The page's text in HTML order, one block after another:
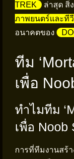
TREK ล่าสุด สิ่
ภาพยนตร์และทีวี
อนาคตของ
ทีม
เพื่อ
ทำไมทีม
เพื่อ
การที่ทีมงานสร้า